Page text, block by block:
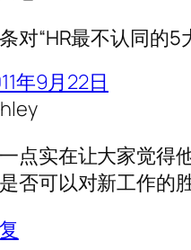
对“HR最不认同的5
年9月22日
点实在让大家觉得
否可以对新工作的